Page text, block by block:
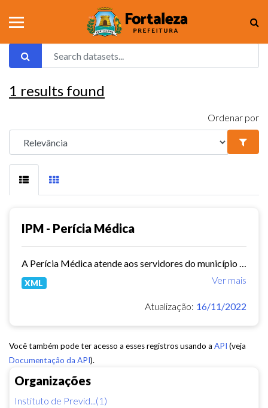
Organizações
Instituto de Previd...(1)
1 results found
Ordenar por
IPM - Perícia Médica
Ver mais
XML
Atualização: 16/11/2022
Você também pode ter acesso a esses registros usando a API (veja
Documentação da API).